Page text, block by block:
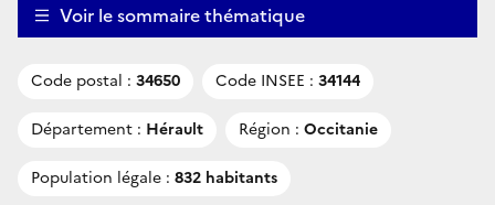
Voir le sommaire thématique
Code postal : 34650 Code INSEE : 34144
Département : Hérault Région : Occitanie
Population légale : 832 habitants